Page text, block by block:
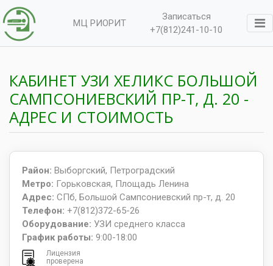
МЦ РИОРИТ
Записаться
+7(812)241-10-10
КАБИНЕТ УЗИ ХЕЛИКС БОЛЬШОЙ
САМПСОНИЕВСКИЙ ПР-Т, Д. 20 -
АДРЕС И СТОИМОСТЬ
Район: Выборгский, Петроградский
Метро: Горьковская, Площадь Ленина
Адрес: СПб, Большой Сампсониевский пр-т, д. 20
Телефон: +7(812)372-65-26
Оборудование: УЗИ среднего класса
График работы: 9:00-18:00
Лицензия
проверена